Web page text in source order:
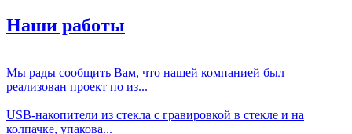
Наши работы
Мы рады сообщить Вам, что нашей компанией был
реализован проект по из...
USB-накопители из стекла с гравировкой в стекле и на
колпачке, упакова...